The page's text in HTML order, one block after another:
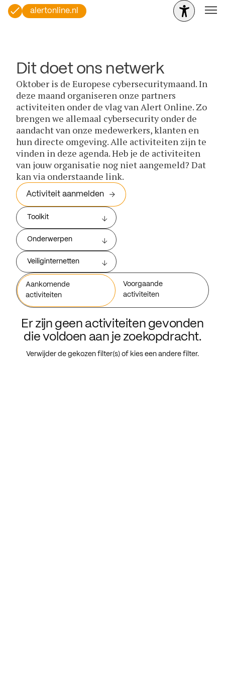
alertonline.nl
Dit doet ons netwerk
Oktober is de Europese cybersecuritymaand. In
deze maand organiseren onze partners
activiteiten onder de vlag van Alert Online. Zo
brengen we allemaal cybersecurity onder de
aandacht van onze medewerkers, klanten en
hun directe omgeving. Alle activiteiten zijn te
vinden in deze agenda. Heb je de activiteiten
van jouw organisatie nog niet aangemeld? Dat
kan via onderstaande link.
Activiteit aanmelden
Toolkit
Onderwerpen
Veiliginternetten
Aankomende
activiteiten
Voorgaande
activiteiten
Er zijn geen activiteiten gevonden
die voldoen aan je zoekopdracht.
Verwijder de gekozen filter(s) of kies een andere filter.